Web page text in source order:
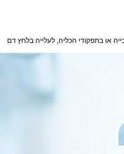
או בתפקודי הכליה, לעלייה בלחץ דם